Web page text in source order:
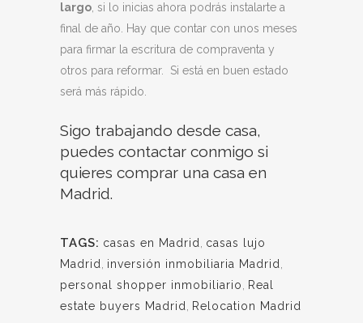
largo , si lo inicias ahora podrás instalarte a
final de año. Hay que contar con unos meses
para firmar la escritura de compraventa y
otros para reformar. Si está en buen estado
será más rápido.
Sigo trabajando desde casa,
puedes contactar conmigo si
quieres comprar una casa en
Madrid.
TAGS: casas en Madrid
casas lujo
Madrid
inversión inmobiliaria Madrid
personal shopper inmobiliario
Real
estate buyers Madrid
Relocation Madrid